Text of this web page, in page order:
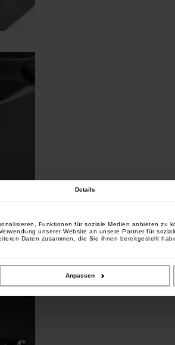
Details
Funktionen für soziale Medien anbieten zu
unserer Website an unsere Partner für
Daten zusammen, die Sie ihnen bereitgestellt
Anpassen